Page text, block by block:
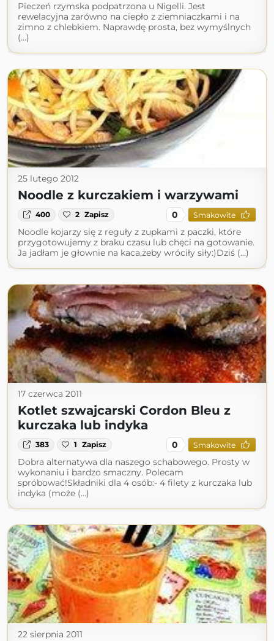
Pieczeń rzymska podpatrzona u Nigelli. Jest
rewelacyjna zarówno na ciepło z ziemniaczkami i na
zimno z chlebkiem. Naprawdę prosta, bez wymyślnych
(...)
25 lutego 2012
Noodle z kurczakiem i warzywami
400 2 Zapisz 0 Smakowite
Noodle kojarzy się z reguły z zupkami z paczki, które
przygotowujemy z braku czasu lub chęci na gotowanie.
Ja jadłam je głownie na kaca,żeby wróciły siły:)Dziś (...)
17 czerwca 2011
Kotlet szwajcarski Cordon Bleu z
kurczaka lub indyka
383 1 Zapisz 0 Smakowite
Dobra alternatywa dla naszego schabowego. Prosty w
wykonaniu i bardzo smaczny. Polecam
spróbować!Składniki dla 4 osób:- 4 filety z kurczaka lub
indyka (może (...)
22 sierpnia 2011